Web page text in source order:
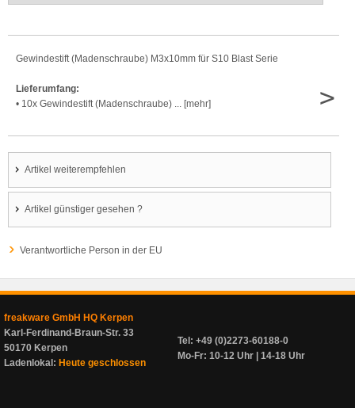
Gewindestift (Madenschraube) M3x10mm für S10 Blast Serie
Lieferumfang:
• 10x Gewindestift (Madenschraube) ... [mehr]
>
Artikel weiterempfehlen
Artikel günstiger gesehen ?
Verantwortliche Person in der EU
freakware GmbH HQ Kerpen
Karl-Ferdinand-Braun-Str. 33
50170 Kerpen
Ladenlokal: Heute geschlossen
Tel: +49 (0)2273-60188-0
Mo-Fr: 10-12 Uhr | 14-18 Uhr